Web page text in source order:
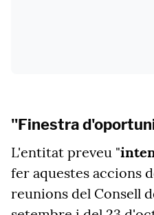
"Finestra
L'entitat preveu "
fer aquestes accions
reunions del Consell